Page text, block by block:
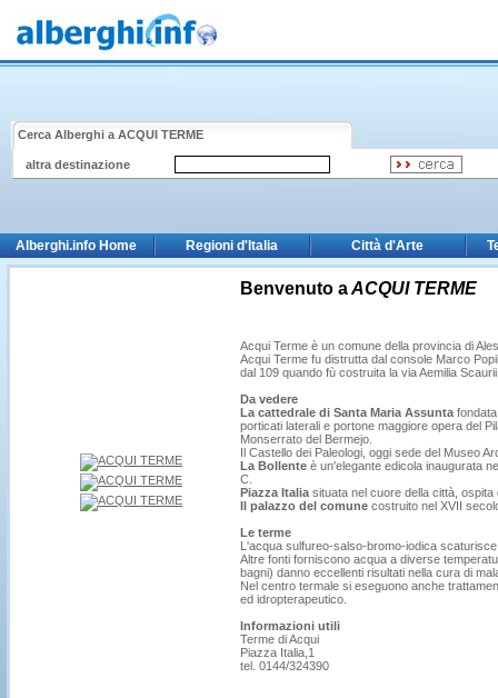
Cerca Alberghi a ACQUI TERME
altra destinazione
Alberghi.info Home Regioni d'Italia Città d'Arte
Benvenuto a ACQUI TERME
Acqui Terme è un comune della provincia di
Acqui Terme fu distrutta dal console Marco
dal 109 quando fù costruita la via Aemilia
Da vedere
La cattedrale di Santa Maria Assuntafondata
porticati laterali e portone maggiore opera del
Monserrato del Bermejo.
Il Castello dei Paleologi, oggi sede del Museo
La Bollenteè un'elegante edicola inaugurata
C.
Piazza Italiasituata nel cuore della città, ospita
Il palazzo del comunecostruito nel XVII
Le terme
L'acqua sulfureo-salso-bromo-iodica
Altre fonti forniscono acqua a diverse
bagni) danno eccellenti risultati nella cura di
Nel centro termale si eseguono anche
ed idropterapeutico.
Informazioni utili
Terme di Acqui
Piazza Italia,1
tel. 0144/324390